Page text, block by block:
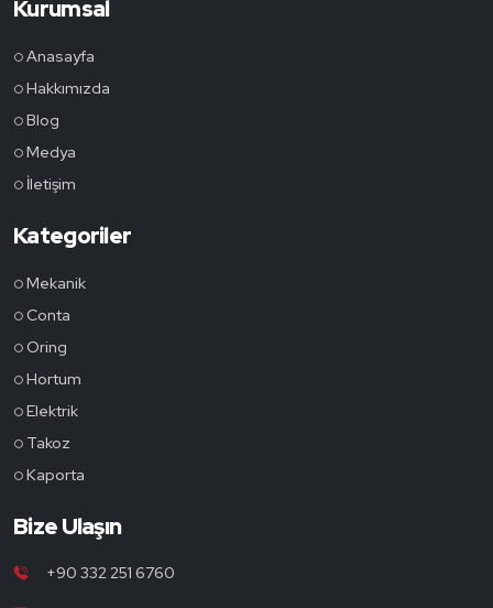
Kurumsal
Anasayfa
Hakkımızda
Blog
Medya
İletişim
Kategoriler
Mekanik
Conta
Oring
Hortum
Elektrik
Takoz
Kaporta
Bize Ulaşın
+90 332 251 6760